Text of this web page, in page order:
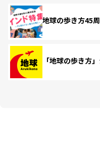
地球の歩き方45
「地球の歩き方